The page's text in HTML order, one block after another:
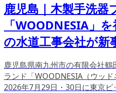
鹿児島｜木製手洗器
「WOODNESIA」
の水道工事会社が新
鹿児島県南九州市の有限会社
ランド「WOODNESIA（ウッド
2026年7月29日・30日に東京ビ